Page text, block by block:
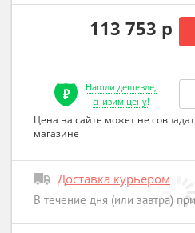
113 753 р
Нашли дешевле,
снизим цену!
Цена на сайте может не
магазине
Доставка курьером
В течение дня (или завтра)